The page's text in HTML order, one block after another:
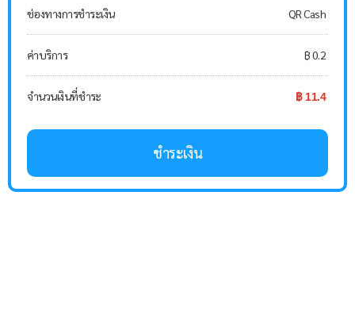
ช่องทางการชำระเงิน QR Cash
ค่าบริการ ฿ 0.2
จำนวนเงินที่ชำระ ฿ 11.4
ชำระเงิน